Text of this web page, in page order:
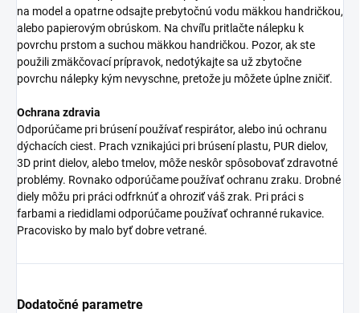
na model a opatrne odsajte prebytočnú vodu mäkkou handričkou,
alebo papierovým obrúskom. Na chvíľu pritlačte nálepku k
povrchu prstom a suchou mäkkou handričkou. Pozor, ak ste
použili zmäkčovací prípravok, nedotýkajte sa už zbytočne
povrchu nálepky kým nevyschne, pretože ju môžete úplne zničiť.
Ochrana zdravia
Odporúčame pri brúsení používať respirátor, alebo inú ochranu
dýchacích ciest. Prach vznikajúci pri brúsení plastu, PUR dielov,
3D print dielov, alebo tmelov, môže neskôr spôsobovať zdravotné
problémy. Rovnako odporúčame používať ochranu zraku. Drobné
diely môžu pri práci odfrknúť a ohroziť váš zrak. Pri práci s
farbami a riedidlami odporúčame používať ochranné rukavice.
Pracovisko by malo byť dobre vetrané.
Dodatočné parametre